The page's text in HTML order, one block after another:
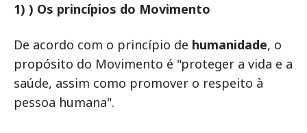
1) ) Os princípios do Movimento
De acordo com o princípio de humanidade, o
propósito do Movimento é "proteger a vida e a
saúde, assim como promover o respeito à
pessoa humana".